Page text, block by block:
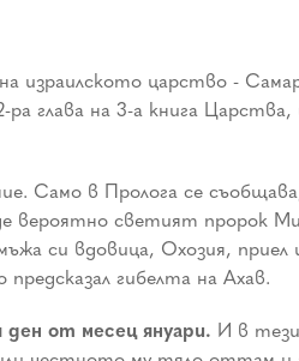
израилското царство -
глава на 3-а книга
Само в Пролога се
вероятно светият пророк
си вдовица, Охозия,
гибелта на Ахав.
от месец януари. И в тези